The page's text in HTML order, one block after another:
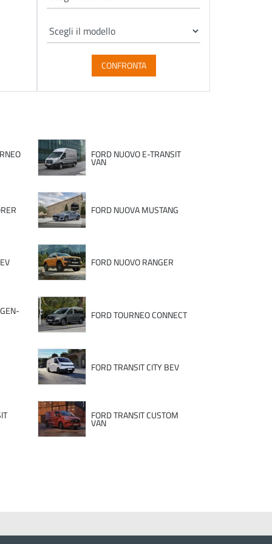
CONFRONTA
FORD NUOVO E-TRANSIT
VAN
FORD NUOVA MUSTANG
FORD NUOVO RANGER
FORD TOURNEO CONNECT
FORD TRANSIT CITY BEV
FORD TRANSIT CUSTOM
VAN